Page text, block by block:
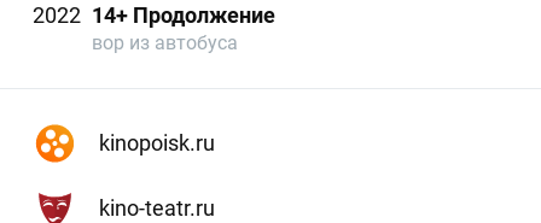
2022 14+ Продолжение
вор из автобуса
kinopoisk.ru
kino-teatr.ru